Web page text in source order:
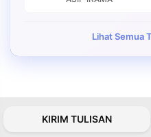
Lihat Semua
KIRIM TULISAN